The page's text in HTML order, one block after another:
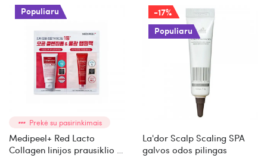
Populiaru
Prekė su pasirinkimais
Medipeel+ Red Lacto
Collagen linijos prausiklio ir
-17%
Populiaru
La'dor Scalp Scaling SPA
galvos odos pilingas